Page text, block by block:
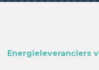
Energieleveranciers